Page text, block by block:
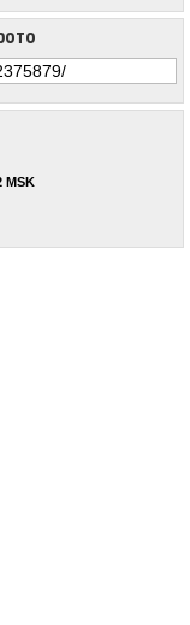
MSK